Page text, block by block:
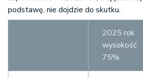
podstawę, nie dojdzie do skutku.
2025 rok
wysokość
75%